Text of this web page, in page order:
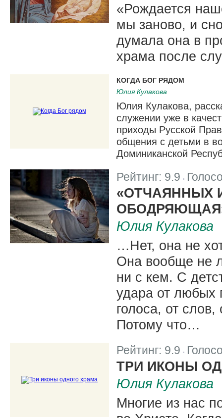
«Рождается
мы заново, и
думала она в
храма после
КОГДА БОГ РЯДОМ
Юлия Кулакова
Юлия Кулакова,
служении уже в
приходы Русской
общения с детьми в
Доминиканской
Рейтинг: 9.9 |
«ОТЧАЯННЫХ
Юлия Кулакова
…Нет, она не
Она вообще не
ни с кем. С
удара от любых
голоса, от
Потому что…
Рейтинг: 9.9 |
ТРИ ИКОНЫ
Юлия Кулакова
Многие из нас